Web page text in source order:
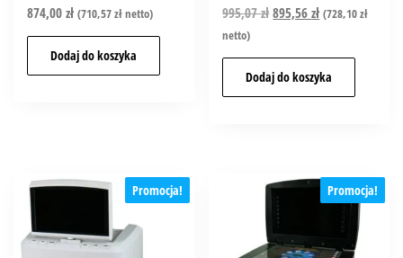
874,00zł (710,57złnetto)
Dodaj do koszyka
995,07zł895,56zł (728,10zł
netto)
Dodaj do koszyka
Promocja! Promocja!